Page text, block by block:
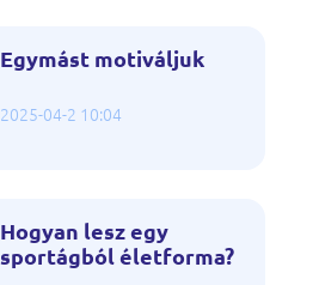
Egymást motiváljuk
2025-04-2 10:04
Hogyan lesz egy
sportágból életforma?